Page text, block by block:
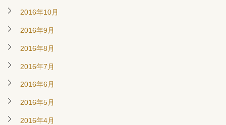
2016年10月
2016年9月
2016年8月
2016年7月
2016年6月
2016年5月
2016年4月